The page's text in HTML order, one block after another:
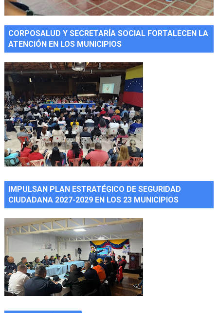
CORPOSALUD Y SECRETARÍA SOCIAL FORTALECEN LA
ATENCIÓN EN LOS MUNICIPIOS
IMPULSAN PLAN ESTRATÉGICO DE SEGURIDAD
CIUDADANA 2027-2029 EN LOS 23 MUNICIPIOS